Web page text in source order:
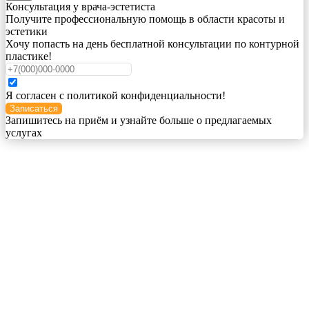
Консультация у врача-эстетиста
Получите профессиональную помощь в области красоты и
эстетики
Хочу попасть на день бесплатной консультации по контурной
пластике!
Я согласен с политикой конфиденциальности!
Записаться
Запишитесь на приём и узнайте больше о предлагаемых
услугах